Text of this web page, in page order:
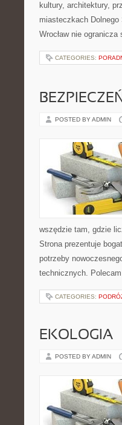
kultury, architektury,
miasteczkach Dolnego
Wrocław nie
CATEGORIES:
POSTED BY ADMIN
wszędzie tam, gdzie
Strona prezentuje
potrzeby
technicznych.
CATEGORIES:
EKOLOGIA
POSTED BY ADMIN